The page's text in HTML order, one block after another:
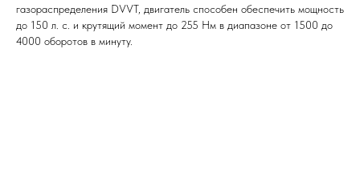
газораспределения DVVT, двигатель способен обеспечить мощность
до 150 л. с. и крутящий момент до 255 Нм в диапазоне от 1500 до
4000 оборотов в минуту.